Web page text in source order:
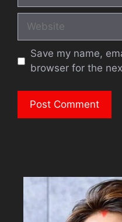
Save my name,
browser for the